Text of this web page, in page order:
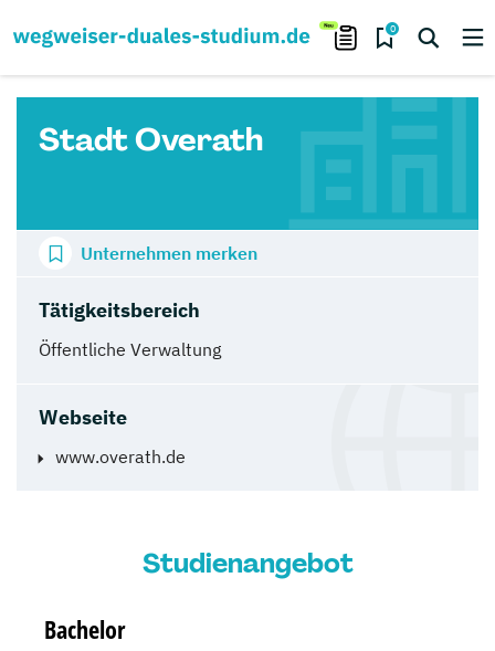
0
Stadt Overath
Tätigkeitsbereich
Öffentliche Verwaltung
Webseite
www.overath.de
Unternehmen merken
Studienangebot
Bachelor